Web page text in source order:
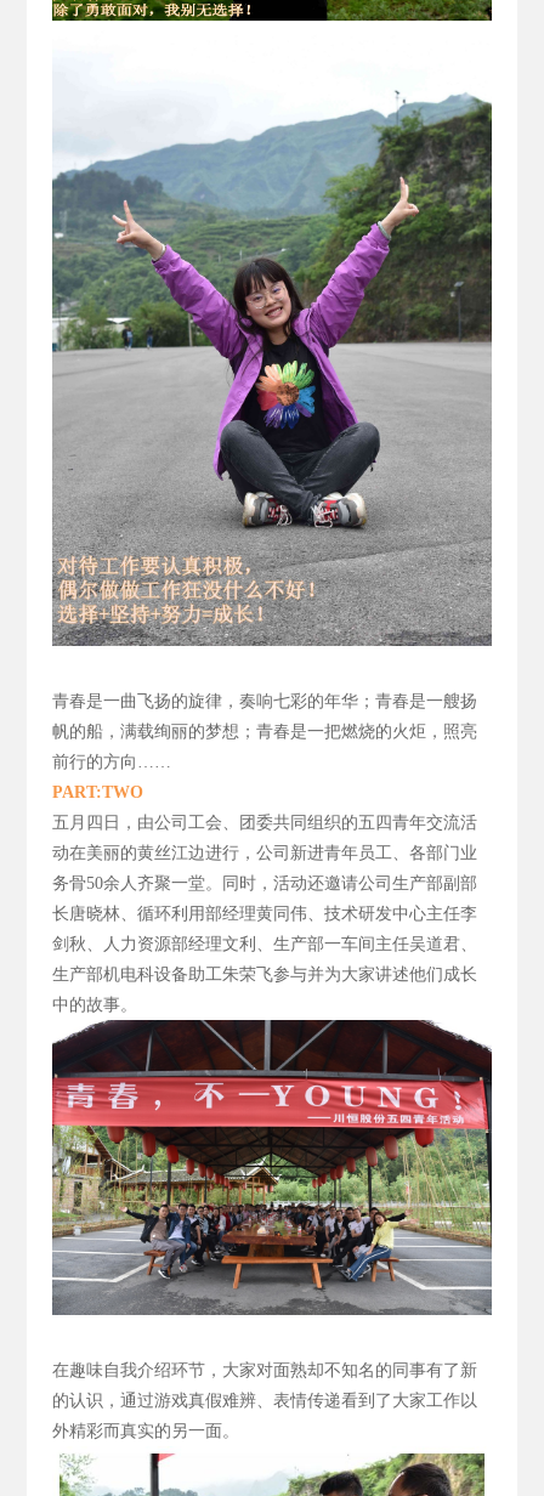
青春是一曲飞扬的旋律， 奏响七彩的年华；青春是一艘扬
帆的船，满载绚丽的梦想；青春是一把燃烧的火炬，照亮
前行的方向……
PART:TWO
五月四日，由公司工会、团委共同组织的五四青年交流活
动在美丽的黄丝江边进行，公司新进青年员工、各部门业
务骨50余人齐聚一堂。同时，活动还邀请公司生产部副部
长唐晓林、循环利用部经理黄同伟、技术研发中心主任李
剑秋、人力资源部经理文利、生产部一车间主任吴道君、
生产部机电科设备助工朱荣飞参与并为大家讲述他们成长
中的故事。
在趣味自我介绍环节，大家对面熟却不知名的同事有了新
的认识，通过游戏真假难辨、表情传递看到了大家工作以
外精彩而真实的另一面。